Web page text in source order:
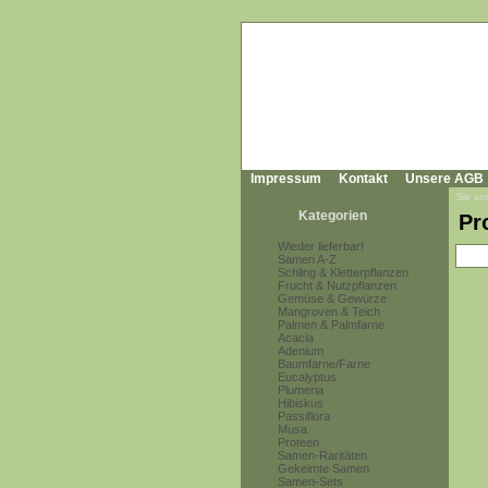
Impressum Kontakt Unsere AGB
Kategorien
Wieder lieferbar!
Samen A-Z
Schling & Kletterpflanzen
Frucht & Nutzpflanzen
Gemüse & Gewürze
Mangroven & Teich
Palmen & Palmfarne
Acacia
Adenium
Baumfarne/Farne
Eucalyptus
Plumeria
Hibiskus
Passiflora
Musa
Proteen
Samen-Raritäten
Gekeimte Samen
Samen-Sets
Sie